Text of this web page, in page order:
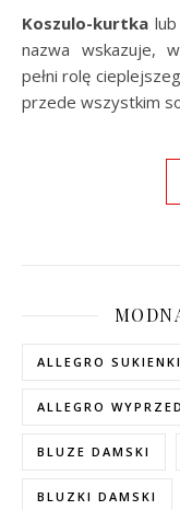
Koszulo-kurtka
nazwa wskazuje,
pełni rolę
przede wszystkim
ALLEGRO
ALLEGRO
BLUZE DAMSKI
BLUZKI DAMSKI